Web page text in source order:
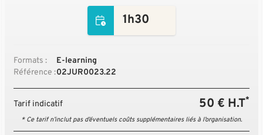
1h30
Formats :
E-learning
Référence :02JUR0023.22
Tarif indicatif 50 € H.T*
* Ce tarif n’inclut pas d’éventuels coûts supplémentaires liés à l’organisation.